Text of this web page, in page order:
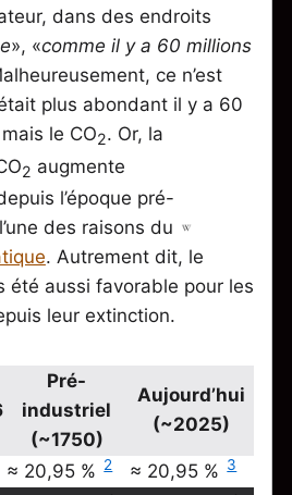
dans des endroits
», «comme il y a 60 millions
ce n’est
plus abondant il y a 60
le CO2. Or, la
2 augmente
l’époque pré-
des raisons du
. Autrement dit, le
été aussi favorable pour les
leur extinction.
Pré-
industriel
(~1750)
Aujourd’hui
(~2025)
≈ 20,95 % 2 ≈ 20,95 % 3